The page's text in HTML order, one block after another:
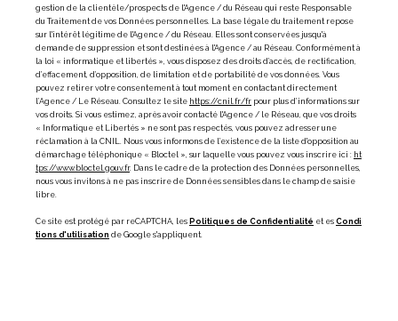
gestion de la clientèle/prospects de l'Agence / du Réseau qui reste Responsable
du Traitement de vos Données personnelles. La base légale du traitement repose
sur l'intérêt légitime de l'Agence / du Réseau. Elles sont conservées jusqu'à
demande de suppression et sont destinées à l'Agence / au Réseau. Conformément à
la loi « informatique et libertés », vous disposez des droits d’accès, de rectification,
d’effacement, d’opposition, de limitation et de portabilité de vos données. Vous
pouvez retirer votre consentement à tout moment en contactant directement
l’Agence / Le Réseau. Consultez le site https://cnil.fr/fr pour plus d’informations sur
vos droits. Si vous estimez, après avoir contacté l'Agence / le Réseau, que vos droits
« Informatique et Libertés » ne sont pas respectés, vous pouvez adresser une
réclamation à la CNIL. Nous vous informons de l’existence de la liste d'opposition au
démarchage téléphonique « Bloctel », sur laquelle vous pouvez vous inscrire ici : ht
tps://www.bloctel.gouv.fr. Dans le cadre de la protection des Données personnelles,
nous vous invitons à ne pas inscrire de Données sensibles dans le champ de saisie
libre.
Ce site est protégé par reCAPTCHA, les Politiques de Confidentialité et es Condi
tions d'utilisation de Google s'appliquent.